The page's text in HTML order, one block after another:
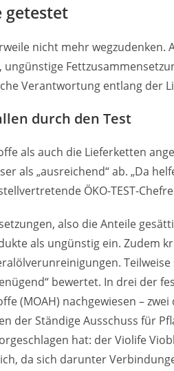
getestet
nicht mehr wegzudenken.
Verantwortung entlang der
durch den Test
als auch die Lieferketten
als „ausreichend“ ab. „Da
ÖKO-TEST-
also die Anteile
als ungünstig ein. Zudem
Teilweise
bewertet. In drei der
(MOAH) nachgewiesen – zwei
der Ständige Ausschuss für
hat: der Violife
da sich darunter